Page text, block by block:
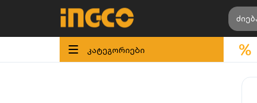
კატეგორიები